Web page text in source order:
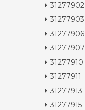
31277902
31277903
31277906
31277907
31277910
31277911
31277913
31277915